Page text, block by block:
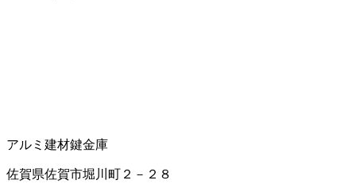
アルミ建材鍵金庫
佐賀県佐賀市堀川町２－２８